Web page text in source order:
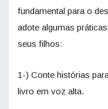
fundamental para o
adote algumas
seus filhos:
1-) Conte histórias
livro em voz alta.